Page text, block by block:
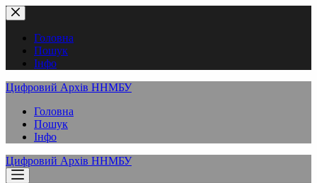
Перейти
до
вмістуГоловна
Пошук
Інфо
Цифровий Архів ННМБУ
Головна
Пошук
Інфо
Цифровий Архів ННМБУ